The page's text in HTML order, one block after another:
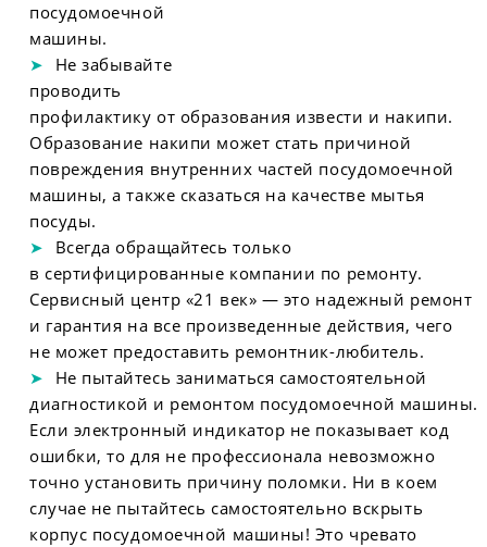
посудомоечной
машины.
Не забывайте
проводить
профилактику от образования извести и накипи.
Образование накипи может стать причиной
повреждения внутренних частей посудомоечной
машины, а также сказаться на качестве мытья
посуды.
Всегда обращайтесь только
в сертифицированные компании по ремонту.
Сервисный центр «21 век» — это надежный ремонт
и гарантия на все произведенные действия, чего
не может предоставить ремонтник-любитель.
Не пытайтесь заниматься самостоятельной
диагностикой и ремонтом посудомоечной машины.
Если электронный индикатор не показывает код
ошибки, то для не профессионала невозможно
точно установить причину поломки. Ни в коем
случае не пытайтесь самостоятельно вскрыть
корпус посудомоечной машины! Это чревато